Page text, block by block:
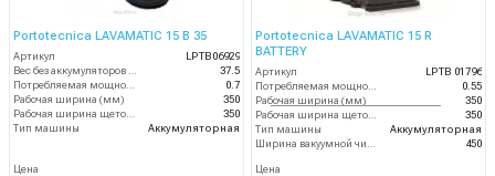
Portotecnica LAVAMATIC 15 B 35
Артикул
LPTB06929
37.5
0.7
Рабочая ширина (мм)
350
350
Тип машины
Аккумуляторная
Цена
Portotecnica LAVAMATIC 15 R
BATTERY
Артикул
LPTB 01796
0.55
Рабочая ширина (мм)
350
350
Тип машины
Аккумуляторная
450
Цена